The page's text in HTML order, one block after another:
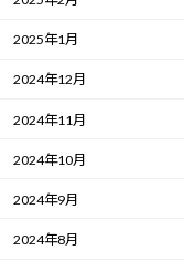
2025年1月
2024年12月
2024年11月
2024年10月
2024年9月
2024年8月